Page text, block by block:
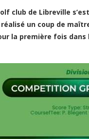
club de Libreville
un coup de
la première fois